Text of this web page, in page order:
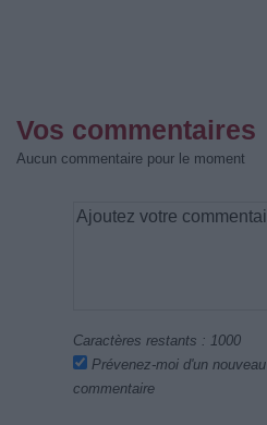
Vos commentaires
Aucun commentaire pour le moment
Caractères restants : 1000
Prévenez-moi d'un nouveau
commentaire